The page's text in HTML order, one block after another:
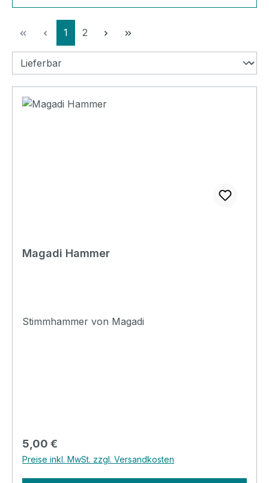
Seite
1 Seite
2
Magadi Hammer
Stimmhammer von Magadi
Regulärer Preis:
5,00 €
Preise inkl. MwSt. zzgl. Versandkosten